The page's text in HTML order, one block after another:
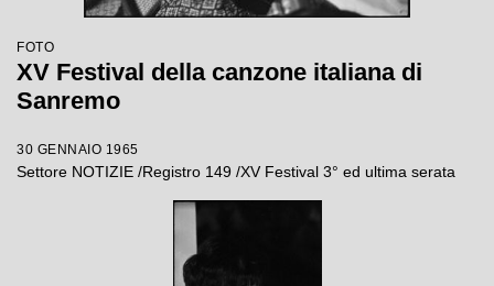
FOTO
XV Festival della canzone italiana di
Sanremo
30 GENNAIO 1965
Settore NOTIZIE /Registro 149 /XV Festival 3° ed ultima serata